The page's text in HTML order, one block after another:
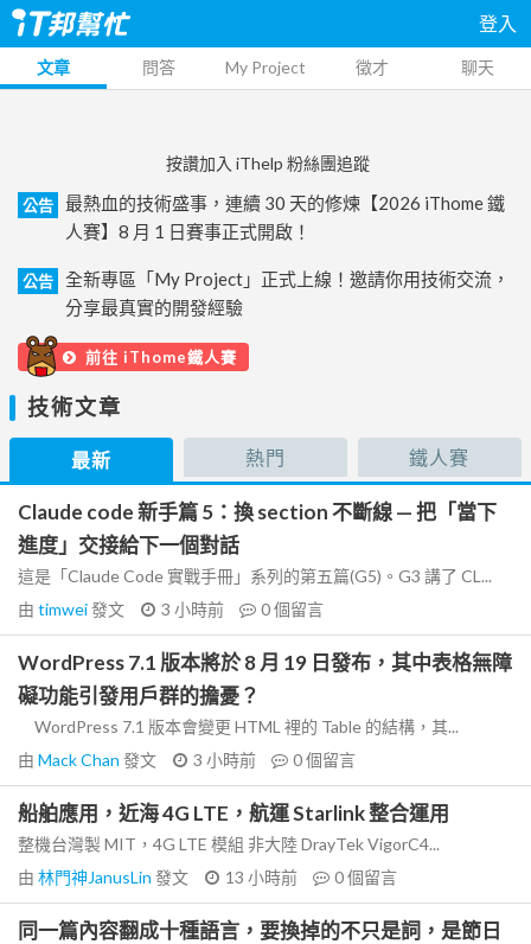
登入
文章 問答 My Project 徵才 聊天
按讚加入 iThelp 粉絲團追蹤
公告
最熱血的技術盛事，連續 30 天的修煉【2026 iThome 鐵
人賽】8 月 1 日賽事正式開啟！
公告
全新專區「My Project」正式上線！邀請你用技術交流，
分享最真實的開發經驗
前往 iThome鐵人賽
技術文章
最新 熱門 鐵人賽
Claude code 新手篇 5：換 section 不斷線 — 把「當下
進度」交接給下一個對話
這是「Claude Code 實戰手冊」系列的第五篇(G5)。G3 講了 CL...
由 timwei發文 3 小時前 0個留言
WordPress 7.1 版本將於 8 月 19 日發布，其中表格無障
礙功能引發用戶群的擔憂？
WordPress 7.1 版本會變更 HTML 裡的 Table 的結構，其...
由 Mack Chan 發文 3 小時前 0個留言
船舶應用，近海 4G LTE，航運 Starlink 整合運用
整機台灣製 MIT，4G LTE 模組 非大陸 DrayTek VigorC4...
由 林門神JanusLin 發文 13 小時前 0個留言
同一篇內容翻成十種語言，要換掉的不只是詞，是節日